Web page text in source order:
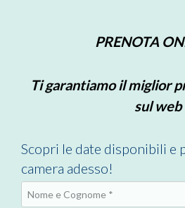
PRENOTA
Ti garantiamo il miglior
sul web
Scopri le date disponibili e
camera adesso!